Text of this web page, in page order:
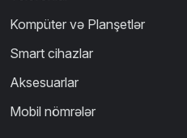
Kompüter və Planşetlər
Smart cihazlar
Aksesuarlar
Mobil nömrələr